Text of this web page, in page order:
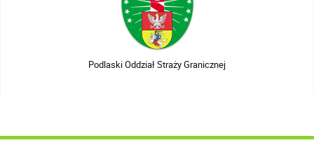
Podlaski Oddział Straży Granicznej